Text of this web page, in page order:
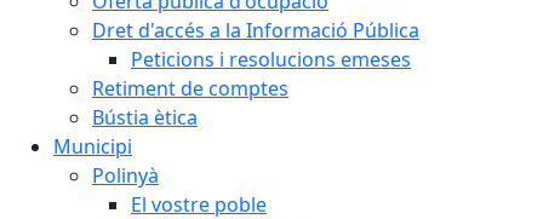
Dret d'accés a la Informació Pública
Peticions i resolucions emeses
Retiment de comptes
Bústia ètica
Municipi
Polinyà
El vostre poble